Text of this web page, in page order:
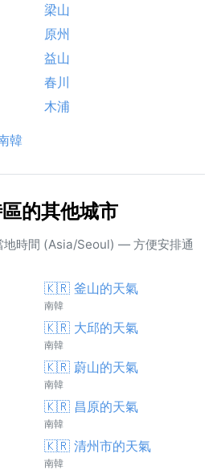
梁山
原州
益山
春川
木浦
韓
的其他城市
地時間 (Asia/Seoul) — 方便安排通
🇰🇷 釜山的天氣
南韓
🇰🇷 大邱的天氣
南韓
🇰🇷 蔚山的天氣
南韓
🇰🇷 昌原的天氣
南韓
🇰🇷 清州市的天氣
南韓